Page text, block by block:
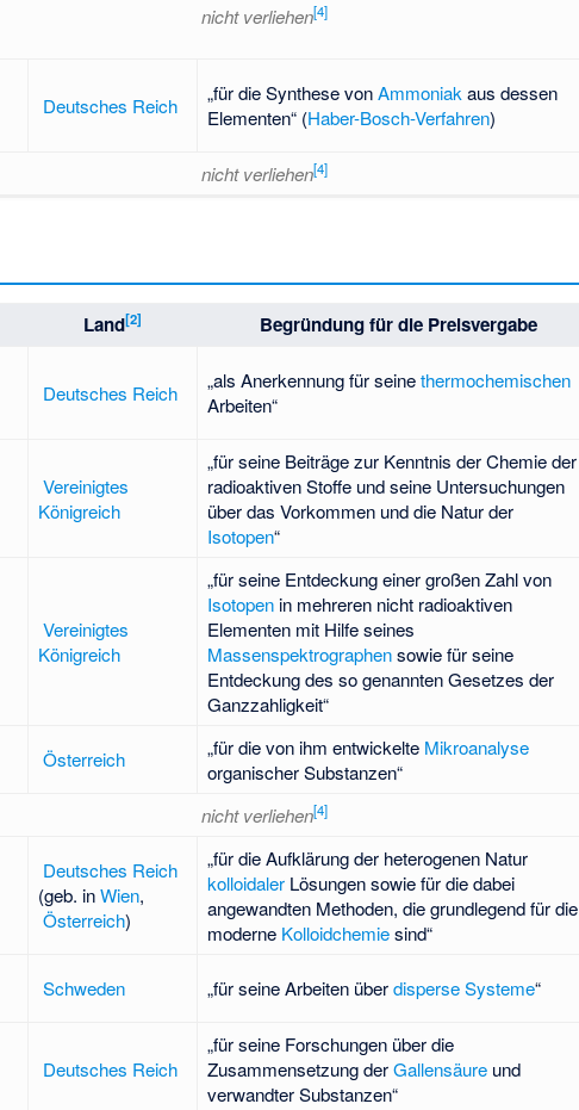
nicht verliehen[4]
Deutsches Reich
„für die Synthese vonAmmoniak aus dessen
Elementen“ (Haber-Bosch-Verfahren)
nicht verliehen[4]
Land[2] Begründung für die Preisvergabe
Deutsches Reich
„als Anerkennung für seinethermochemischen
Arbeiten“
Vereinigtes
Königreich
„für seine Beiträge zur Kenntnis der Chemie der
radioaktiven Stoffe und seine Untersuchungen
über das Vorkommen und die Natur der
Isotopen“
Vereinigtes
Königreich
„für seine Entdeckung einer großen Zahl von
Isotopenin mehreren nicht radioaktiven
Elementen mit Hilfe seines
Massenspektrographensowie für seine
Entdeckung des so genannten Gesetzes der
Ganzzahligkeit“
Österreich „für die von ihm entwickelte Mikroanalyse
organischer Substanzen“
nicht verliehen[4]
Deutsches Reich
(geb. inWien,
Österreich)
„für die Aufklärung der heterogenen Natur
kolloidalerLösungen sowie für die dabei
angewandten Methoden, die grundlegend für die
moderne Kolloidchemiesind“
Schweden „für seine Arbeiten überdisperse Systeme“
Deutsches Reich
„für seine Forschungen über die
Zusammensetzung derGallensäureund
verwandter Substanzen“